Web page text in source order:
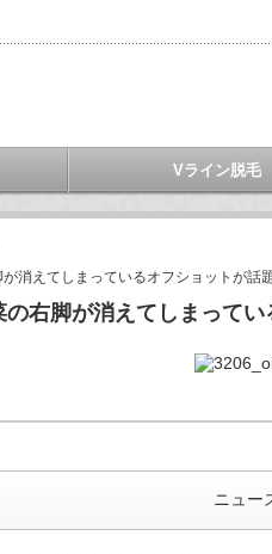
Vライン脱毛
消えてしまっているオフショットが話
右脚が消えてしまって
ニュー